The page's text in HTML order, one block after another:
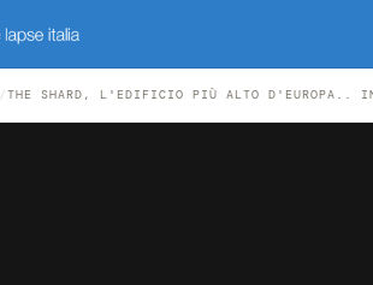
/THE SHARD, L'EDIFICIO PIÙ ALTO D'EUROPA..